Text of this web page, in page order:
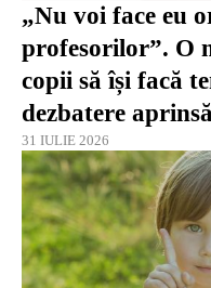
„Nu voi face eu
profesorilor”. O
copii să își facă
dezbatere aprinsă
31 IULIE 2026